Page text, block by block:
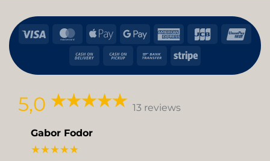
Visa MasterCard
Apple Google American
Express
JCB
Cash
Cash
Bank
Stripe
5,0 13 reviews
Gabor Fodor
★★★★★